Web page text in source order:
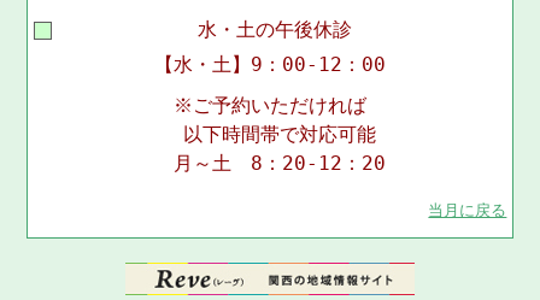
水・土の午後休診
【水・土】9：00-12：00
※ご予約いただければ
以下時間帯で対応可能
月～土 8：20-12：20
当月に戻る